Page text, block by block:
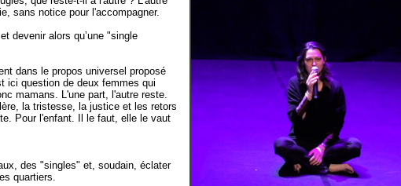
sans notice pour l'accompagner.
devenir alors qu’une "single
dans le propos universel proposé
ici question de deux femmes qui
mamans. L'une part, l'autre reste.
la tristesse, la justice et les retors
Pour l'enfant. Il le faut, elle le vaut
des "singles" et, soudain, éclater
quartiers.